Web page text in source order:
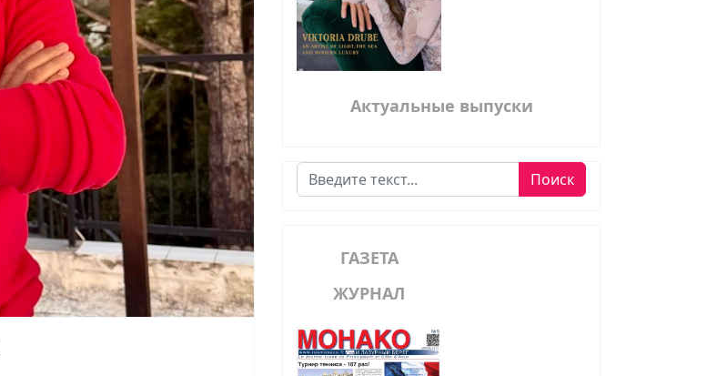
Актуальные выпуски
Поиск Поиск
ГАЗЕТА
ЖУРНАЛ